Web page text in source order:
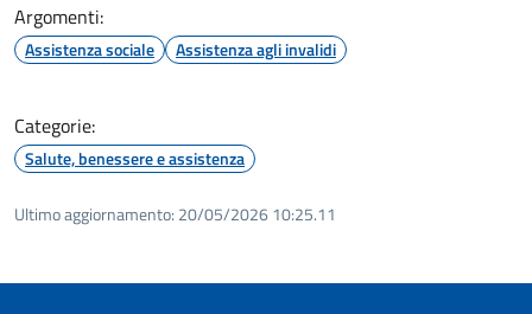
Argomenti:
Assistenza sociale Assistenza agli invalidi
Categorie:
Salute, benessere e assistenza
Ultimo aggiornamento: 20/05/2026 10:25.11